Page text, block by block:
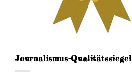
Journalismus-Qualitätssiegel